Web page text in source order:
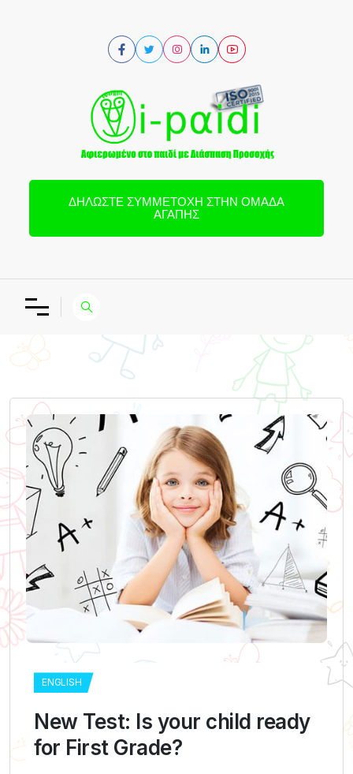
ΔΗΛΏΣΤΕ ΣΥΜΜΕΤΟΧΉ ΣΤΗΝ ΟΜΆΔΑ
ΑΓΆΠΗΣ
ENGLISH
New Test: Is your child ready
for First Grade?